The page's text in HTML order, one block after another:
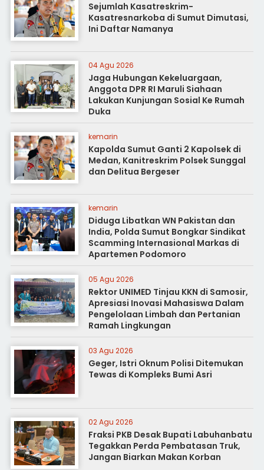
Sejumlah Kasatreskrim-
Kasatresnarkoba di Sumut Dimutasi,
Ini Daftar Namanya
04 Agu 2026
Jaga Hubungan Kekeluargaan,
Anggota DPR RI Maruli Siahaan
Lakukan Kunjungan Sosial Ke Rumah
Duka
kemarin
Kapolda Sumut Ganti 2 Kapolsek di
Medan, Kanitreskrim Polsek Sunggal
dan Delitua Bergeser
kemarin
Diduga Libatkan WN Pakistan dan
India, Polda Sumut Bongkar Sindikat
Scamming Internasional Markas di
Apartemen Podomoro
05 Agu 2026
Rektor UNIMED Tinjau KKN di Samosir,
Apresiasi Inovasi Mahasiswa Dalam
Pengelolaan Limbah dan Pertanian
Ramah Lingkungan
03 Agu 2026
Geger, Istri Oknum Polisi Ditemukan
Tewas di Kompleks Bumi Asri
02 Agu 2026
Fraksi PKB Desak Bupati Labuhanbatu
Tegakkan Perda Pembatasan Truk,
Jangan Biarkan Makan Korban